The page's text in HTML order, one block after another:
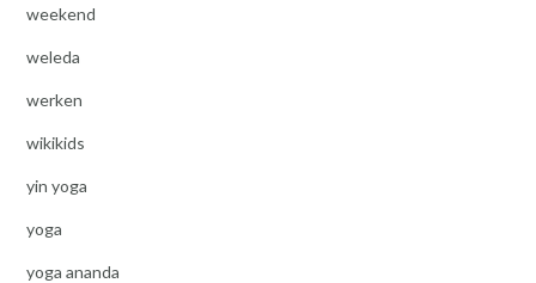
weekend
weleda
werken
wikikids
yin yoga
yoga
yoga ananda